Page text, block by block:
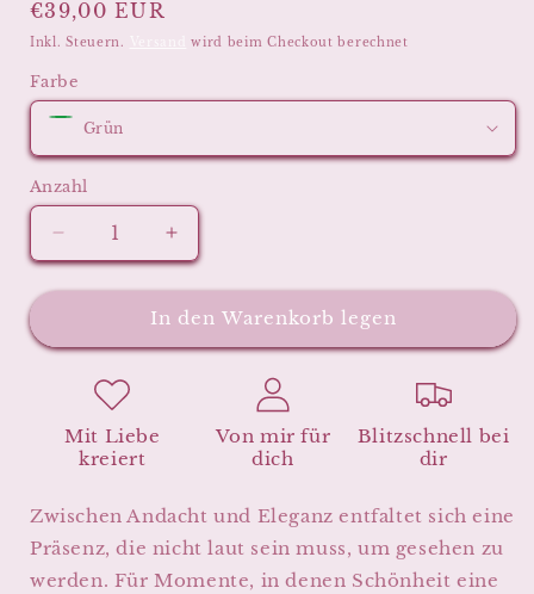
Normaler
Preis
€39,00 EUR
Inkl. Steuern. wird beim Checkout berechnet
Farbe
Anzahl
Verringere
die
Menge
Kette
Andacht
der
Gnade
Erhöhe
die
Menge
für
Kette
Andacht
der
Gnade
•
In den Warenkorb legen
Mit Liebe
kreiert
Von mir für
dich
Blitzschnell bei
dir
Zwischen Andacht und Eleganz entfaltet sich eine
Präsenz, die nicht laut sein muss, um gesehen zu
werden. Für Momente, in denen Schönheit eine